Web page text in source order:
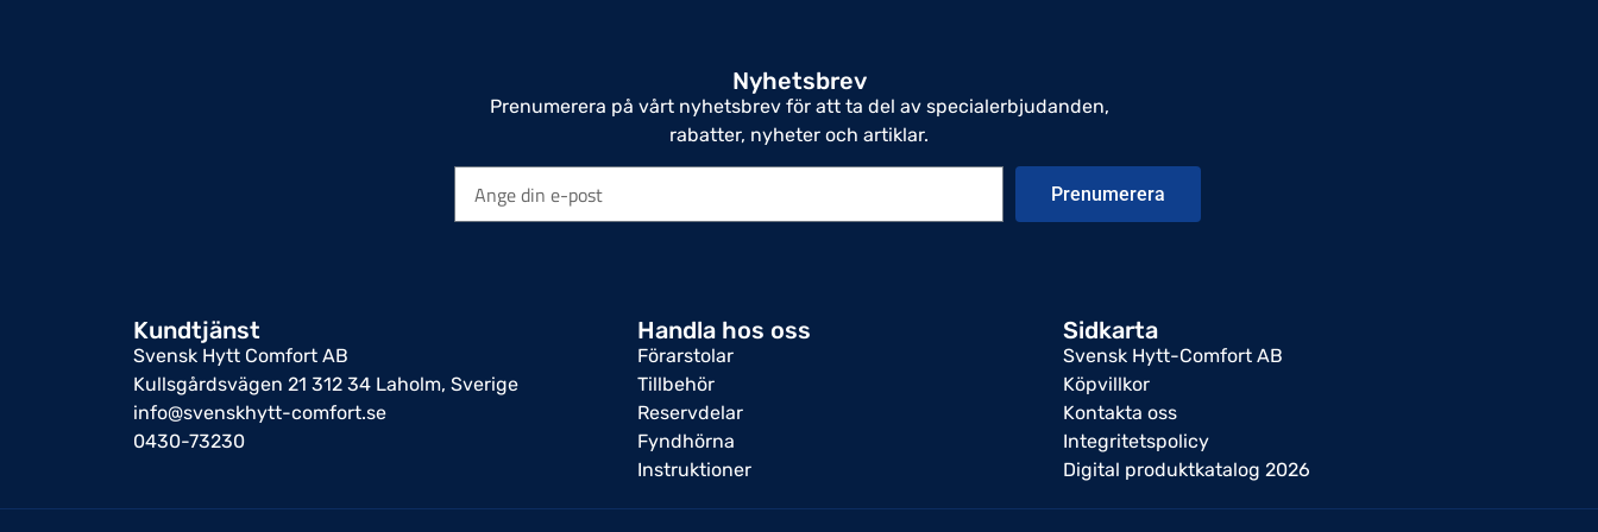
Nyhetsbrev
Prenumerera på vårt nyhetsbrev för att ta del av specialerbjudanden,
rabatter, nyheter och artiklar.
Prenumerera
Kundtjänst
Svensk Hytt Comfort AB
Kullsgårdsvägen 21 312 34 Laholm, Sverige
info@svenskhytt-comfort.se
0430-73230
Handla hos oss
Förarstolar
Tillbehör
Reservdelar
Fyndhörna
Instruktioner
Sidkarta
Svensk Hytt-Comfort AB
Köpvillkor
Kontakta oss
Integritetspolicy
Digital produktkatalog 2026